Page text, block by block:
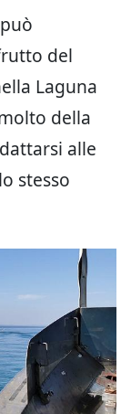
del
Laguna
della
alle
stesso